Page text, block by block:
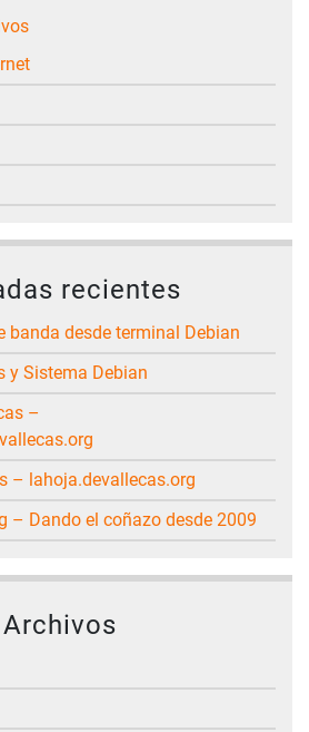
recientes
banda desde terminal Debian
y Sistema Debian
– lahoja.devallecas.org
– Dando el coñazo desde 2009
Archivos